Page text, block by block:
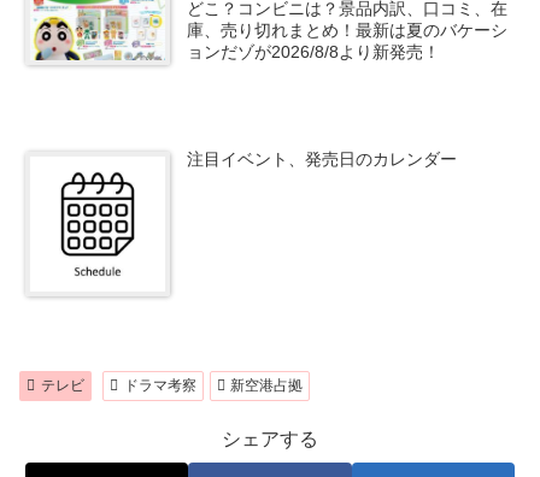
どこ？コンビニは？景品内訳、口コミ、在
庫、売り切れまとめ！最新は夏のバケーシ
ョンだゾが2026/8/8より新発売！
注目イベント、発売日のカレンダー
テレビ ドラマ考察 新空港占拠
シェアする